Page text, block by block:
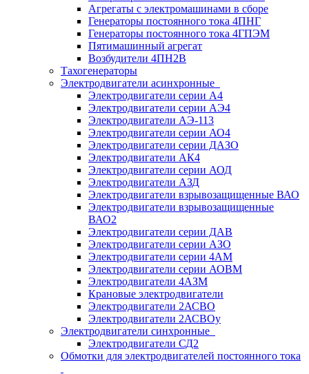
Агрегаты с электромашинами в сборе
Генераторы постоянного тока 4ПНГ
Генераторы постоянного тока 4ГПЭМ
Пятимашинный агрегат
Возбудители 4ПН2В
Тахогенераторы
Электродвигатели асинхронные
Электродвигатели серии А4
Электродвигатели серии АЭ4
Электродвигатели АЭ-113
Электродвигатели серии АО4
Электродвигатели серии ДАЗО
Электродвигатели АК4
Электродвигатели серии АОД
Электродвигатели АЗД
Электродвигатели взрывозащищенные ВАО
Электродвигатели взрывозащищенные
ВАО2
Электродвигатели серии ДАВ
Электродвигатели серии АЗО
Электродвигатели серии 4АМ
Электродвигатели серии АОВМ
Электродвигатели 4АЗМ
Крановые электродвигатели
Электродвигатели 2АСВО
Электродвигатели 2АСВОу
Электродвигатели синхронные
Электродвигатели СД2
Обмотки для электродвигателей постоянного тока